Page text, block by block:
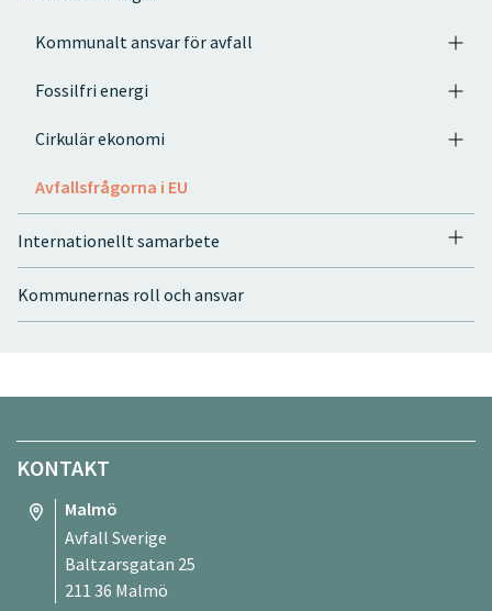
Kommunalt ansvar för avfall
Fossilfri energi
Cirkulär ekonomi
Avfallsfrågorna i EU
Internationellt samarbete
Kommunernas roll och ansvar
KONTAKT
Malmö
Avfall Sverige
Baltzarsgatan 25
211 36 Malmö